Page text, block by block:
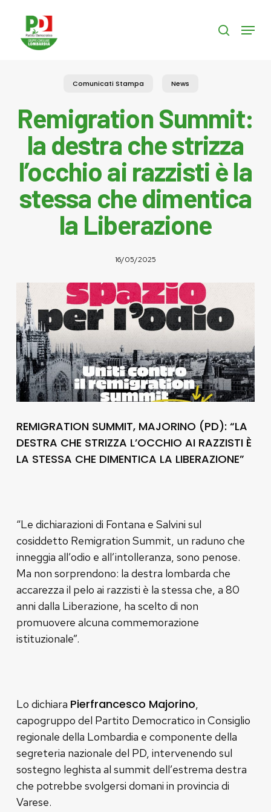
content
search
Menu
Comunicati Stampa News
Remigration Summit:
la destra che strizza
l’occhio ai razzisti è la
stessa che dimentica
la Liberazione
16/05/2025
REMIGRATION SUMMIT, MAJORINO (PD): “LA
DESTRA CHE STRIZZA L’OCCHIO AI RAZZISTI È
LA STESSA CHE DIMENTICA LA LIBERAZIONE”
“Le dichiarazioni di Fontana e Salvini sul
cosiddetto Remigration Summit, un raduno che
inneggia all’odio e all’intolleranza, sono penose.
Ma non sorprendono: la destra lombarda che
accarezza il pelo ai razzisti è la stessa che, a 80
anni dalla Liberazione, ha scelto di non
promuovere alcuna commemorazione
istituzionale”.
Lo dichiara Pierfrancesco Majorino,
capogruppo del Partito Democratico in Consiglio
regionale della Lombardia e componente della
segreteria nazionale del PD, intervenendo sul
sostegno leghista al summit dell’estrema destra
che potrebbe svolgersi domani in provincia di
Varese.